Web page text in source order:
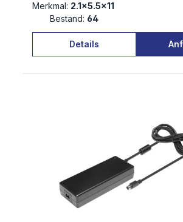
Merkmal: 2.1×5.5×11
Bestand: 64
Details